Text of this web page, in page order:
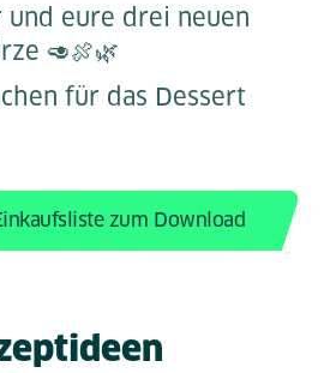
und eure drei neuen
🥑🍖🌿
für das Dessert
zum Download